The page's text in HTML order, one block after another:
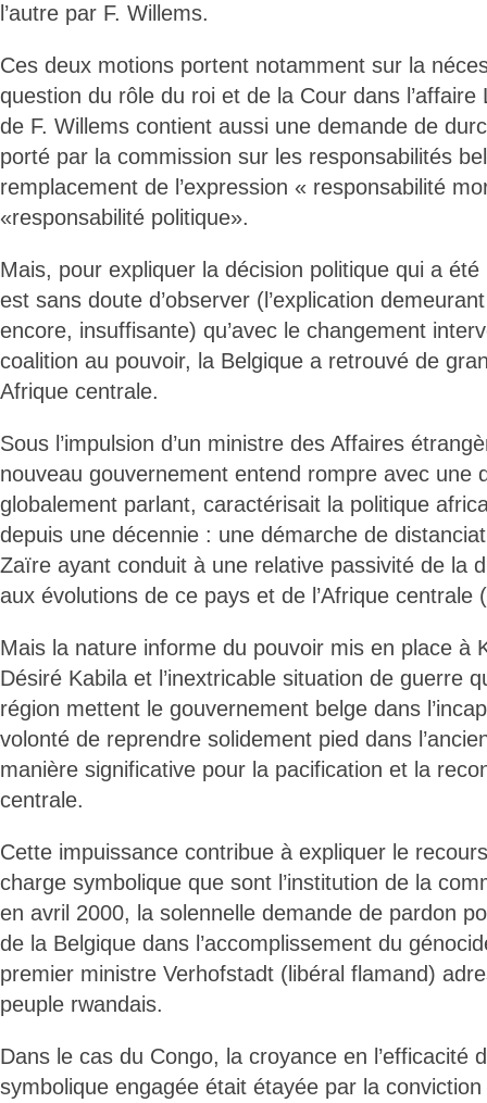
l’autre par F. Willems.
Ces deux motions portent notamment sur la
question du rôle du roi et de la Cour dans
de F. Willems contient aussi une demande de
porté par la commission sur les responsabilités
remplacement de l’expression « responsabilité
«responsabilité politique».
Mais, pour expliquer la décision politique qui a
est sans doute d’observer (l’explication
encore, insuffisante) qu’avec le changement
coalition au pouvoir, la Belgique a retrouvé de
Afrique centrale.
Sous l’impulsion d’un ministre des Affaires
nouveau gouvernement entend rompre avec une
globalement parlant, caractérisait la politique
depuis une décennie : une démarche de
Zaïre ayant conduit à une relative passivité de la
aux évolutions de ce pays et de l’Afrique centrale
Mais la nature informe du pouvoir mis en place à
Désiré Kabila et l’inextricable situation de guerre
région mettent le gouvernement belge dans
volonté de reprendre solidement pied dans
manière significative pour la pacification et la
centrale.
Cette impuissance contribue à expliquer le
charge symbolique que sont l’institution de la
en avril 2000, la solennelle demande de pardon
de la Belgique dans l’accomplissement du
premier ministre Verhofstadt (libéral flamand)
peuple rwandais.
Dans le cas du Congo, la croyance en l’efficacité
symbolique engagée était étayée par la